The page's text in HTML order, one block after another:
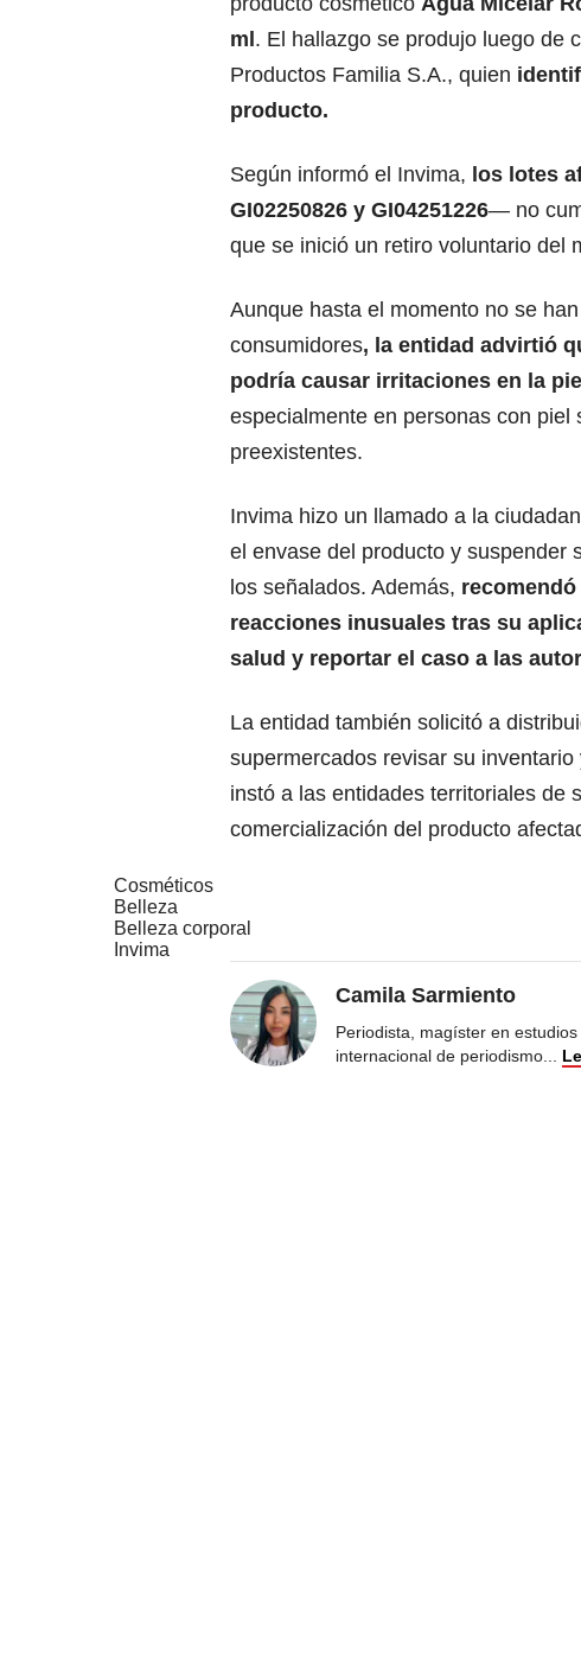
ml . El hallazgo se produjo luego de
Productos Familia S.A., quien
producto.
Según informó el Invima, los lotes
GI02250826 y GI04251226— no
que se inició un retiro voluntario del
Aunque hasta el momento no se
consumidores, la entidad advirtió
podría causar irritaciones en la
especialmente en personas con
preexistentes.
Invima hizo un llamado a la
el envase del producto y suspender
los señalados. Además,
reacciones inusuales tras su
salud y reportar el caso a las
La entidad también solicitó a
supermercados revisar su
instó a las entidades territoriales de
comercialización del producto
Cosméticos
Belleza
Belleza corporal
Invima
Camila Sarmiento
Periodista, magíster en
internacional de periodismo